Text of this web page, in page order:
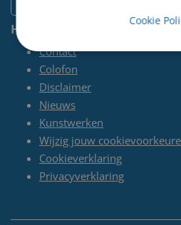
Handige pagina's
Contact
Colofon
Disclaimer
Nieuws
Kunstwerken
Wijzig jouw
Cookieverklaring
Privacyverklaring
Cookie